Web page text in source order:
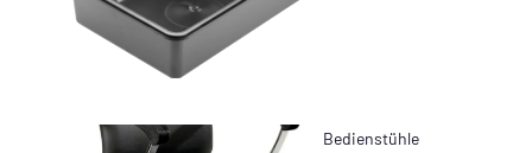
Bedienstühle